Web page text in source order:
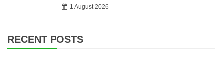
1 August 2026
RECENT POSTS